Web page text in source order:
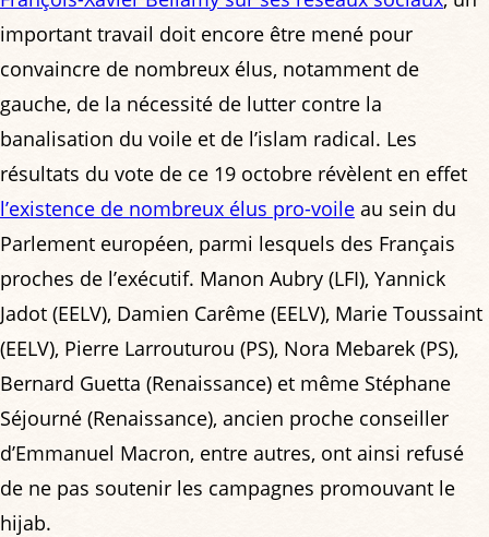
important travail doit encore être mené pour
convaincre de nombreux élus, notamment de
gauche, de la nécessité de lutter contre la
banalisation du voile et de l’islam radical. Les
résultats du vote de ce 19 octobre révèlent en effet
l’existence de nombreux élus pro-voile au sein du
Parlement européen, parmi lesquels des Français
proches de l’exécutif. Manon Aubry (LFI), Yannick
Jadot (EELV), Damien Carême (EELV), Marie Toussaint
(EELV), Pierre Larrouturou (PS), Nora Mebarek (PS),
Bernard Guetta (Renaissance) et même Stéphane
Séjourné (Renaissance), ancien proche conseiller
d’Emmanuel Macron, entre autres, ont ainsi refusé
de ne pas soutenir les campagnes promouvant le
hijab.